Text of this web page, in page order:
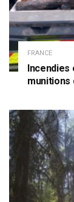
FRANCE
Incendies